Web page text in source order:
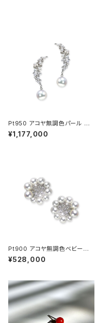
Pt950 アコヤ無調色パール ダ
イヤモンド ピアス
¥1,177,000
Pt900 アコヤ無調色ベビーパ
ール ダイヤモンド ピアス
¥528,000